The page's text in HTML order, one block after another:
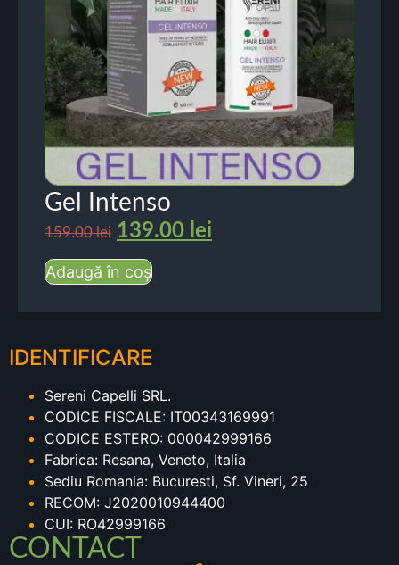
Gel Intenso
159.00lei 139.00 lei
Adaugă în coș
IDENTIFICARE
Sereni Capelli SRL.
CODICE FISCALE: IT00343169991
CODICE ESTERO: 000042999166
Fabrica: Resana, Veneto, Italia
Sediu Romania: Bucuresti, Sf. Vineri, 25
RECOM: J2020010944400
CUI: RO42999166
CONTACT